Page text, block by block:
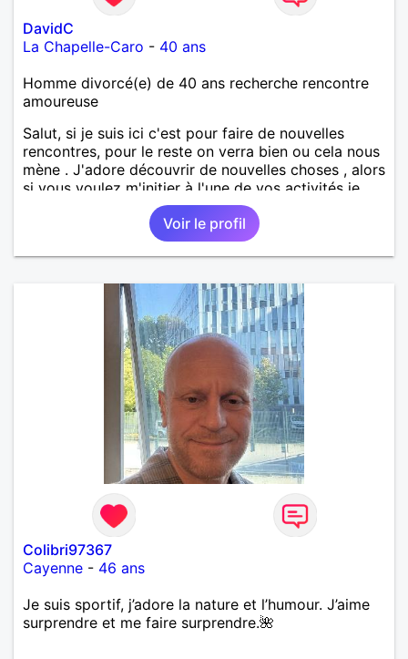
DavidC
La Chapelle-Caro - 40 ans
Homme divorcé(e) de 40 ans recherche rencontre
amoureuse
Salut, si je suis ici c'est pour faire de nouvelles
rencontres, pour le reste on verra bien ou cela nous
mène . J'adore découvrir de nouvelles choses , alors
si vous voulez m'initier à l'une de vos activités je
Voir le profil
Colibri97367
Cayenne - 46 ans
Je suis sportif, j’adore la nature et l’humour. J’aime
surprendre et me faire surprendre.🌺